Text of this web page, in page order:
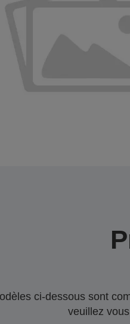
ci-dessous sont
veuillez